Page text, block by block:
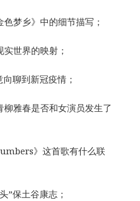
梦乡》中的细节描写；
世界的映射；
聊到新冠疫情；
雅春是否和女演员发生了
》这首歌有什么联
”保土谷康志；